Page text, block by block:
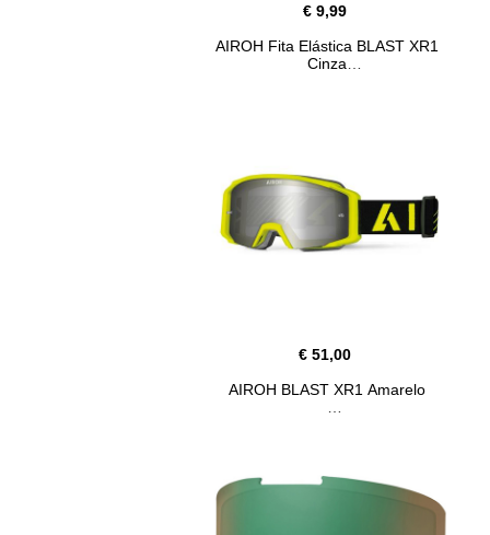
€ 9,99
AIROH Fita Elástica BLAST XR1
Cinza
€ 51,00
AIROH BLAST XR1 Amarelo